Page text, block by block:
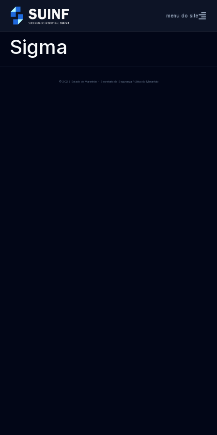
menu do site
Sigma
© 2026 Estado do Maranhão – Secretaria de Segurança Pública do Maranhão